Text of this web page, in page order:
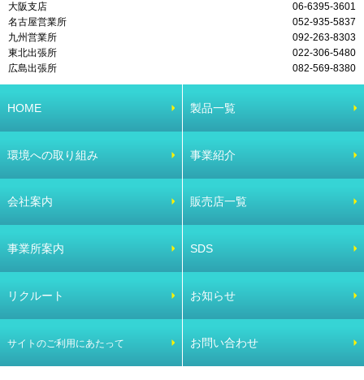
大阪支店
06-6395-3601
名古屋営業所
052-935-5837
九州営業所
092-263-8303
東北出張所
022-306-5480
広島出張所
082-569-8380
HOME 製品一覧
環境への取り組み 事業紹介
会社案内 販売店一覧
事業所案内 SDS
リクルート お知らせ
サイトのご利用にあたって お問い合わせ